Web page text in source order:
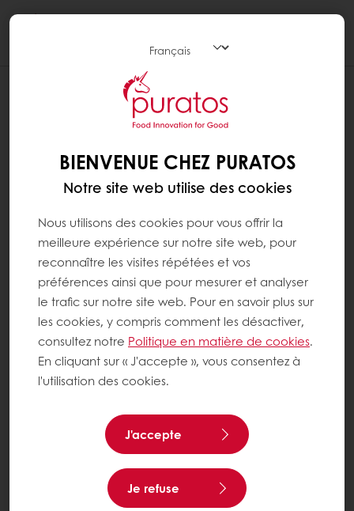
BIENVENUE CHEZ PURATOS
Notre site web utilise des cookies
Nous utilisons des cookies pour vous offrir la
meilleure expérience sur notre site web, pour
reconnaître les visites répétées et vos
préférences ainsi que pour mesurer et analyser
le trafic sur notre site web. Pour en savoir plus sur
les cookies, y compris comment les désactiver,
consultez notre Politique en matière de cookies.
En cliquant sur « J'accepte », vous consentez à
l'utilisation des cookies.
J'accepte
Je refuse